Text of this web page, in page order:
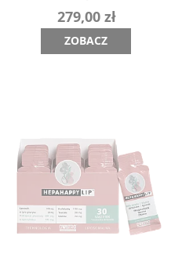
279,00 zł
ZOBACZ